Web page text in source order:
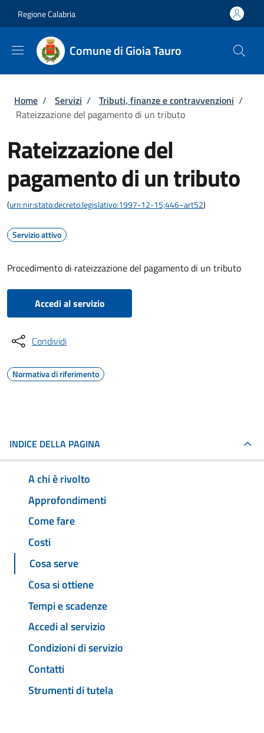
Regione Calabria
Comune di Gioia Tauro
Briciole di pane
Home / Servizi / Tributi, finanze e contravvenzioni /
Rateizzazione del pagamento di un tributo
Rateizzazione del
pagamento di un tributo
(urn:nir:stato:decreto.legislativo:1997-12-15;446~art52)
Servizio attivo
Procedimento di rateizzazione del pagamento di un tributo
Accedi al servizio
Condividi
Normativa di riferimento
INDICE DELLA PAGINA
A chi è rivolto
Approfondimenti
Come fare
Costi
Cosa serve
Cosa si ottiene
Tempi e scadenze
Accedi al servizio
Condizioni di servizio
Contatti
Strumenti di tutela